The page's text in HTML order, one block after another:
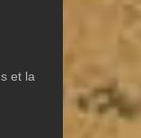
et la